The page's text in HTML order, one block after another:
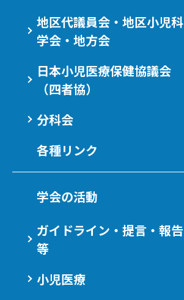
地区代議員会・地区小児科
学会・地方会
日本小児医療保健協議会
（四者協）
分科会
各種リンク
学会の活動
ガイドライン・提言・報告
等
小児医療